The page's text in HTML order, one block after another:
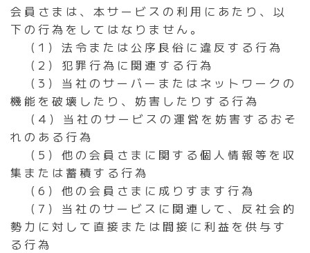
会員さまは、本サービスの利用にあたり、以
下の行為をしてはなりません。
（1）法令または公序良俗に違反する行為
（2）犯罪行為に関連する行為
（3）当社のサーバーまたはネットワークの
機能を破壊したり、妨害したりする行為
（4）当社のサービスの運営を妨害するおそ
れのある行為
（5）他の会員さまに関する個人情報等を収
集または蓄積する行為
（6）他の会員さまに成りすます行為
（7）当社のサービスに関連して、反社会的
勢力に対して直接または間接に利益を供与す
る行為